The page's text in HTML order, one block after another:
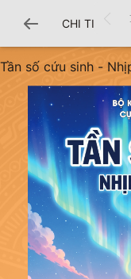
CHI TIẾT
Tần số cứu sinh -